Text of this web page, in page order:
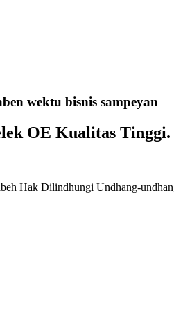
wektu bisnis sampeyan
OE Kualitas Tinggi.
Hak Dilindhungi Undhang-